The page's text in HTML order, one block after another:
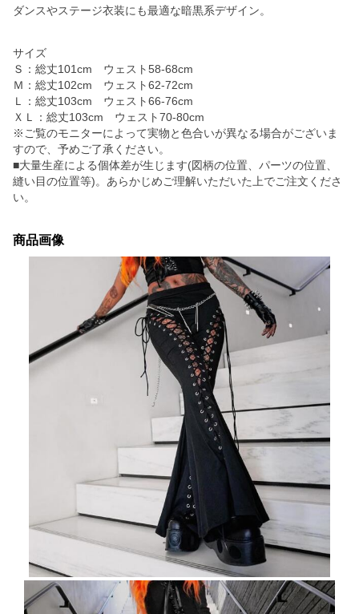
ダンスやステージ衣装にも最適な暗黒系デザイン。
サイズ
Ｓ：総丈101cm ウェスト58-68cm
Ｍ：総丈102cm ウェスト62-72cm
Ｌ：総丈103cm ウェスト66-76cm
ＸＬ：総丈103cm ウェスト70-80cm
※ご覧のモニターによって実物と色合いが異なる場合がございま
すので、予めご了承ください。
■大量生産による個体差が生じます(図柄の位置、パーツの位置、
縫い目の位置等)。あらかじめご理解いただいた上でご注文くださ
い。
商品画像